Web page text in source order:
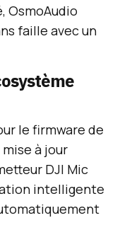
OsmoAudio
faille avec un
le firmware de
à jour
DJI Mic
intelligente